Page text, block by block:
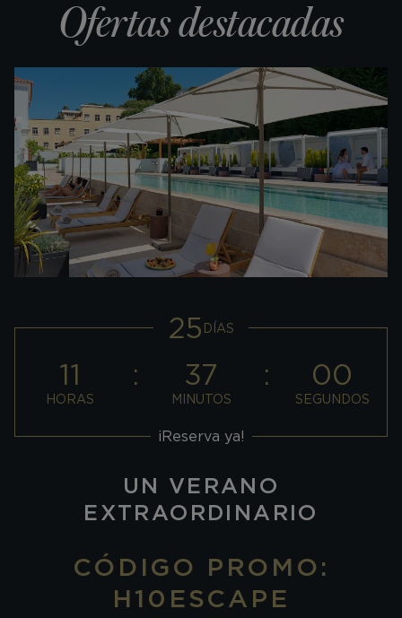
Ofertas destacadas
25 DÍAS
11
HORAS
36
MINUTOS
58
SEGUNDOS
¡Reserva ya!
UN VERANO
EXTRAORDINARIO
CÓDIGO PROMO:
H10ESCAPE